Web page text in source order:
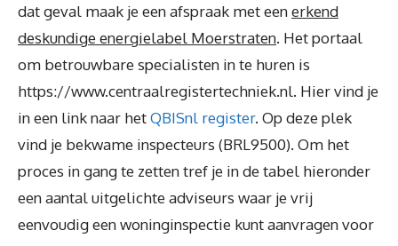
dat geval maak je een afspraak met eenerkend
deskundige energielabel Moerstraten. Het portaal
om betrouwbare specialisten in te huren is
https://www.centraalregistertechniek.nl. Hier vind je
in een link naar hetQBISnl register. Op deze plek
vind je bekwame inspecteurs (BRL9500). Om het
proces in gang te zetten tref je in de tabel hieronder
een aantal uitgelichte adviseurs waar je vrij
eenvoudig een woninginspectie kunt aanvragen voor